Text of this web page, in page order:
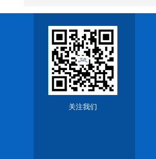
关注我们